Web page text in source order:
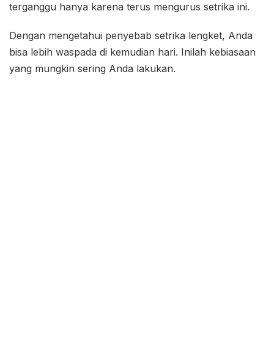
terganggu hanya karena terus mengurus setrika ini.
Dengan mengetahui penyebab setrika lengket, Anda
bisa lebih waspada di kemudian hari. Inilah kebiasaan
yang mungkin sering Anda lakukan.